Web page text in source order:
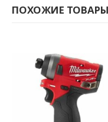
ПОХОЖИЕ ТОВАРЫ